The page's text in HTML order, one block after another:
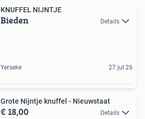
KNUFFEL NIJNTJE
Bieden Details
Yerseke 27 jul 26
Grote Nijntje knuffel - Nieuwstaat
€ 18,00 Details